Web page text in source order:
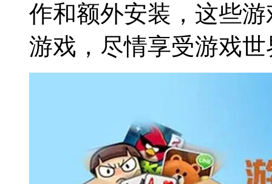
作和额外安装，这些
游戏，尽情享受游戏